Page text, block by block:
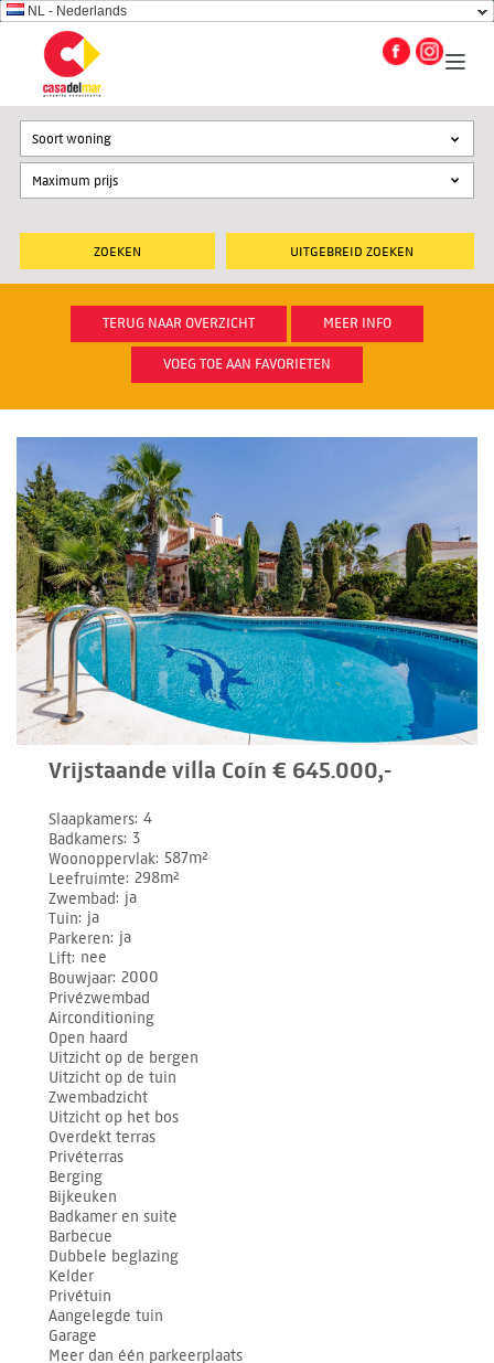
NL - Nederlands
UITGEBREID ZOEKEN
Soort woning
TERUG NAAR OVERZICHT MEER INFO
VOEG TOE AAN FAVORIETEN
Vrijstaande villa Coín € 645.000,-
Slaapkamers 4
Badkamers 3
Woonoppervlak 587m²
Leefruimte 298m²
Zwembad ja
Tuin ja
Parkeren ja
Lift nee
Bouwjaar 2000
Privézwembad
Airconditioning
Open haard
Uitzicht op de bergen
Uitzicht op de tuin
Zwembadzicht
Uitzicht op het bos
Overdekt terras
Privéterras
Berging
Bijkeuken
Badkamer en suite
Barbecue
Dubbele beglazing
Kelder
Privétuin
Aangelegde tuin
Garage
Meer dan één parkeerplaats